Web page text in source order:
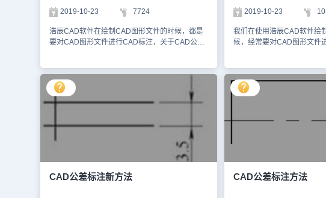
图样上用英文大写字母表示，为了避免混淆和误
解，不得采用E、F、I、J、L、M、O、P、R等9
个字母，也不能与向视图字母重合。 多基准
时，将最重要的基准放在公差框格第三格中作为第
组成： 基准要素的标注：1.基准字母大写、水平
书写。2.基准要素为导出要素时，基准代号的连线
与基准要素的尺寸线对齐。否则，明显错开。 几
或指引线的数量，简化绘图，在保证读图方便和不
引起误解的前提下，可以简化几何公差的标注。1.
同一被测要素有多项几何公差要求时，可将这些公
差框格重叠绘出，只用一条指引线引向被测要素。
时，可用一个公差框格表示。由该框格的一端引出
的尺寸。如果实际尺寸大于
大极限尺寸，则尺寸为合格
个孔或轴允许的尺寸的两个
寸：孔或轴允许的最大尺寸
所得的代数差。当最大极限
时，其值为负值。孔的上偏
偏差代号为es，如图中孔的
30=+0.021；轴的上偏差
下偏差：最小极限尺寸减其
差。当最小极限尺寸大于其
大极限尺寸减最小极限尺寸
2019-10-23 7724
浩辰CAD软件在绘制CAD图形文件的时候，都是
要对CAD图形文件进行CAD标注，关于CAD公差
纹标注方式是前面加M，比如20个的螺纹标为
M20。如果还要详细一点标注的话，可以标明螺纹
的节距，如20个的螺纹1.5的节距，标注为
纹的话，在主单位里面的标注前缀栏可以加M，在
标注后缀栏可以加×1.5。如果你要修改公差，就在
公差那一栏里面进行修改就可以了。以上的教程就
是我们今天使用浩辰CAD软件来给大家介绍的关
于标注CAD中的螺纹和公差的相关内容了，有需
要的小伙伴赶紧学起来吧！
2019-10-23
我们在使用浩辰CAD软件绘
候，经常要对CAD图形文件
家打开CAD软件。 2、点击界面工具栏中的“标注
样式”按钮或者直接使用D快
管理器”的对话框，我们选定
方式，对称或者极限公差。
之后，我们的标注都会出现
是我们的图形里的尺寸不会带有方差
注对称公差和极限公差方法二 极限公差。 1)选中
CAD公差标注新方法 CAD公差标注方法